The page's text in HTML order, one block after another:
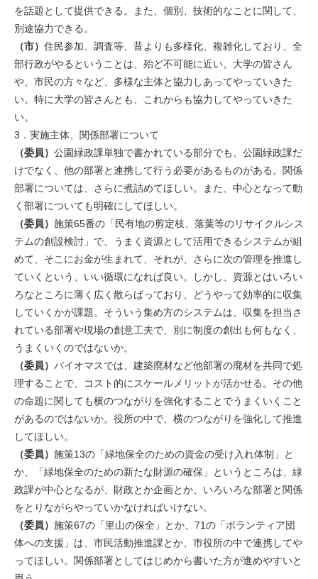
を話題として提供できる。また、個別、技術的なことに関して、
別途協力できる。
（市） 住民参加、調査等、昔よりも多様化、複雑化しており、全
部行政がやるということは、殆ど不可能に近い。大学の皆さん
や、市民の方々など、多様な主体と協力しあってやっていきた
い。特に大学の皆さんとも、これからも協力してやっていきた
い。
3．実施主体、関係部署について
（委員） 公園緑政課単独で書かれている部分でも、公園緑政課だ
けでなく、他の部署と連携して行う必要があるものがある。関係
部署については、さらに煮詰めてほしい。また、中心となって動
く部署についても明確にしてほしい。
（委員） 施策65番の「民有地の剪定枝、落葉等のリサイクルシス
テムの創設検討」で、うまく資源として活用できるシステムが組
めて、そこにお金が生まれて、それが、さらに次の管理を推進し
ていくという、いい循環になれば良い。しかし、資源とはいろい
ろなところに薄く広く散らばっており、どうやって効率的に収集
していくかが課題。そういう集め方のシステムは、収集を担当さ
れている部署や現場の創意工夫で、別に制度の創出も何もなく、
うまくいくのではないか。
（委員） バイオマスでは、建築廃材など他部署の廃材を共同で処
理することで、コスト的にスケールメリットが活かせる。その他
の命題に関しても横のつながりを強化することでうまくいくこと
があるのではないか。役所の中で、横のつながりを強化して推進
してほしい。
（委員） 施策13の「緑地保全のための資金の受け入れ体制」と
か、「緑地保全のための新たな財源の確保」というところは、緑
政課が中心となるが、財政とか企画とか、いろいろな部署と関係
をとりながらやっていかなければいけない。
（委員） 施策67の「里山の保全」とか、71の「ボランティア団
体への支援」は、市民活動推進課とか、市役所の中で連携してや
ってほしい。関係部署としてはじめから書いた方が進めやすいと